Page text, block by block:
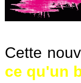
Cette
ce qu'un